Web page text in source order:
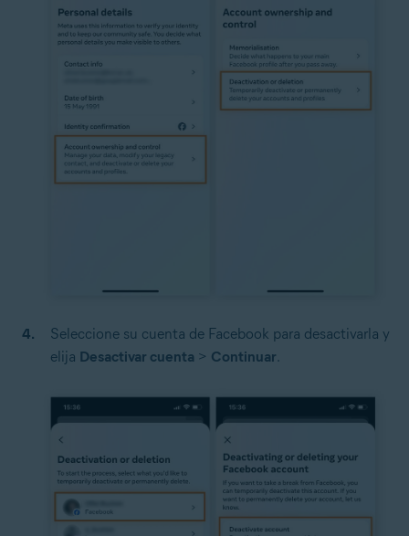
Seleccione su cuenta de Facebook para desactivarla y
elija Desactivar cuenta > Continuar.